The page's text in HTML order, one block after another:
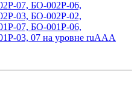
07, БО-002Р-06,
03, БО-002Р-02,
07, БО-001Р-06,
03, 07 на уровне ruAAA